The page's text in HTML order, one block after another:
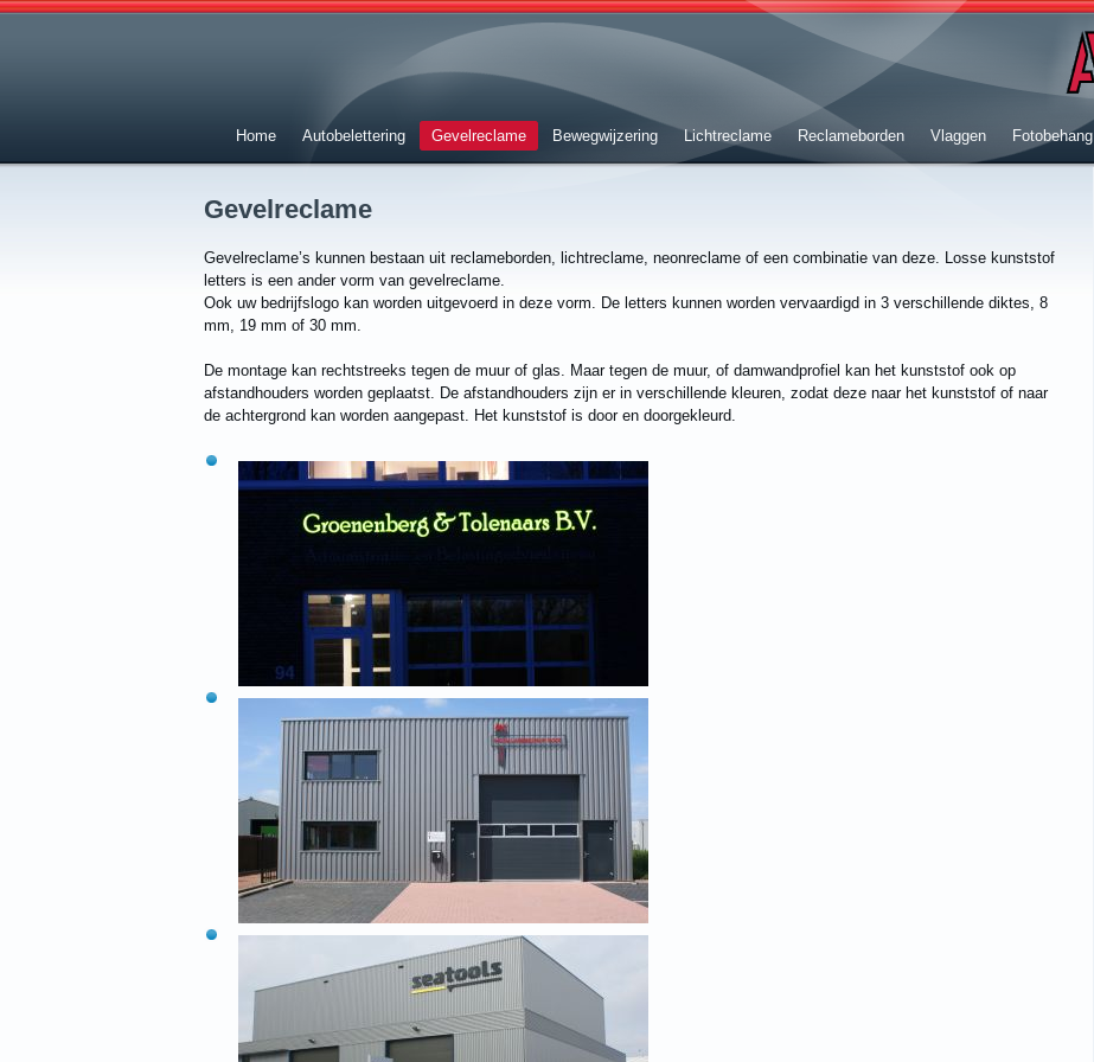
Home Autobelettering Gevelreclame Bewegwijzering Lichtreclame Reclameborden Vlaggen Fotobehang
Gevelreclame
Gevelreclame’s kunnen bestaan uit reclameborden, lichtreclame, neonreclame of een combinatie van deze. Losse kunststof
letters is een ander vorm van gevelreclame.
Ook uw bedrijfslogo kan worden uitgevoerd in deze vorm. De letters kunnen worden vervaardigd in 3 verschillende diktes, 8
mm, 19 mm of 30 mm.
De montage kan rechtstreeks tegen de muur of glas. Maar tegen de muur, of damwandprofiel kan het kunststof ook op
afstandhouders worden geplaatst. De afstandhouders zijn er in verschillende kleuren, zodat deze naar het kunststof of naar
de achtergrond kan worden aangepast. Het kunststof is door en doorgekleurd.